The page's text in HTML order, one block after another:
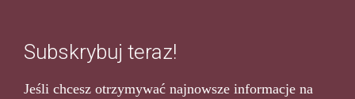
Subskrybuj teraz!
Jeśli chcesz otrzymywać najnowsze informacje na